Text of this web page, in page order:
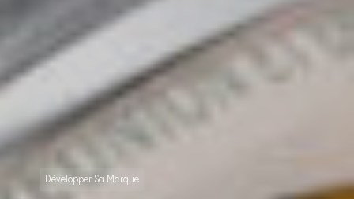
Développer Sa Marque